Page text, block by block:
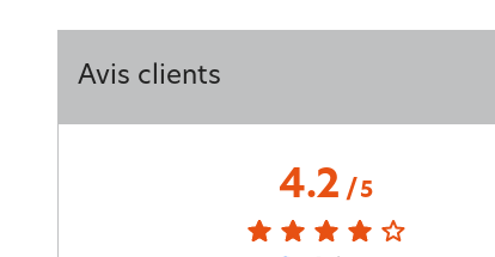
Avis clients
4.2/ 5